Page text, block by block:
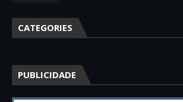
CATEGORIES
PUBLICIDADE